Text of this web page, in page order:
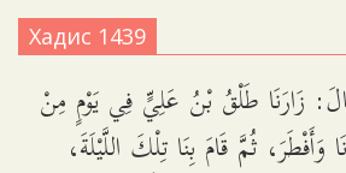
Хадис 1439
زَارَنَا طَلْقُ بْنُ عَلِيٍّ فِي يَوْمٍ مِنْ
ثُمَّ قَامَ بِنَا تِلْكَ اللَّيْلَةَ،